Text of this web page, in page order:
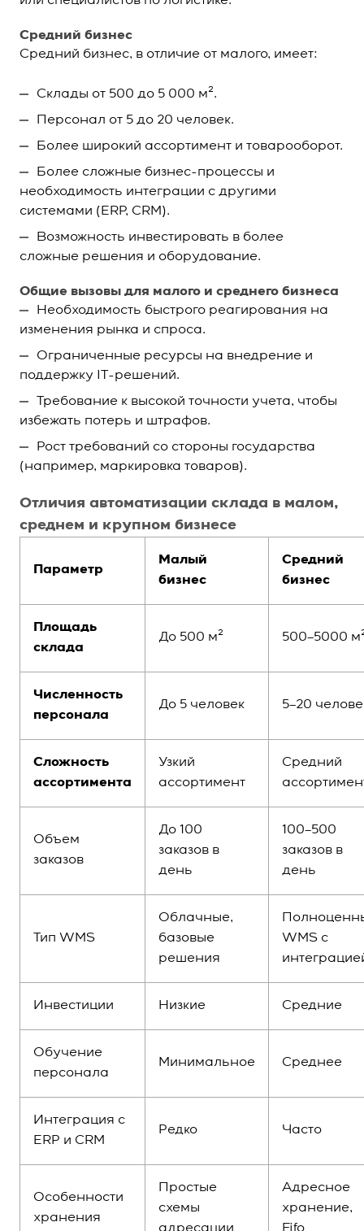
Средний бизнес
Средний бизнес, в отличие от малого, имеет:
Склады от 500 до 5 000 м².
Персонал от 5 до 20 человек.
Более широкий ассортимент и товарооборот.
Более сложные бизнес-процессы и
необходимость интеграции с другими
системами (ERP, CRM).
Возможность инвестировать в более
сложные решения и оборудование.
Общие вызовы для малого и среднего бизнеса
Необходимость быстрого реагирования на
изменения рынка и спроса.
Ограниченные ресурсы на внедрение и
поддержку IT-решений.
Требование к высокой точности учета, чтобы
избежать потерь и штрафов.
Рост требований со стороны государства
(например, маркировка товаров).
Отличия автоматизации склада в малом,
среднем и крупном бизнесе
Параметр
Малый
бизнес
Средний
бизнес
Площадь
склада
До 500 м² 500–5000
Численность
персонала
До 5 человек 5–20
Сложность
ассортимента
Узкий
ассортимент
Средний
Объем
заказов
До 100
заказов в
день
100–500
заказов в
день
Тип WMS
Облачные,
базовые
решения
WMS с
Инвестиции Низкие Средние
Обучение
персонала
Минимальное Среднее
Интеграция с
ERP и CRM
Редко Часто
Особенности
хранения
Простые
схемы
Адресное
хранение,